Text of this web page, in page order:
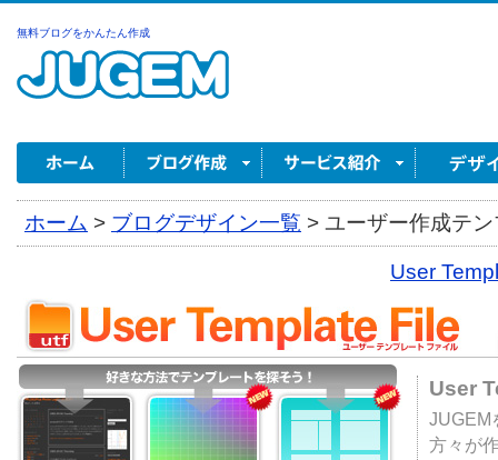
無料ブログをかんたん作成
ホーム > ブログデザイン一覧 > ユーザー作成テ
User
User
JUGEM
方々が